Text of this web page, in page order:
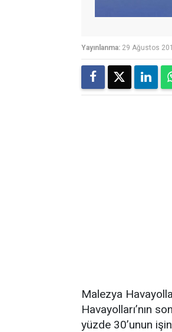
Yayınlanma: 29 Ağustos
Malezya
Havayolları’nın
yüzde 30’unun